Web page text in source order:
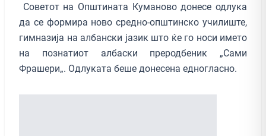
Советот на Општината Куманово донесе одлука
да се формира ново средно-општинско училиште,
гимназија на албански јазик што ќе го носи името
на познатиот албаски преродбеник „Сами
Фрашери„. Одлуката беше донесена едногласно.